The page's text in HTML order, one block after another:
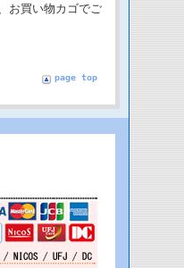
お買い物カゴでご
page top